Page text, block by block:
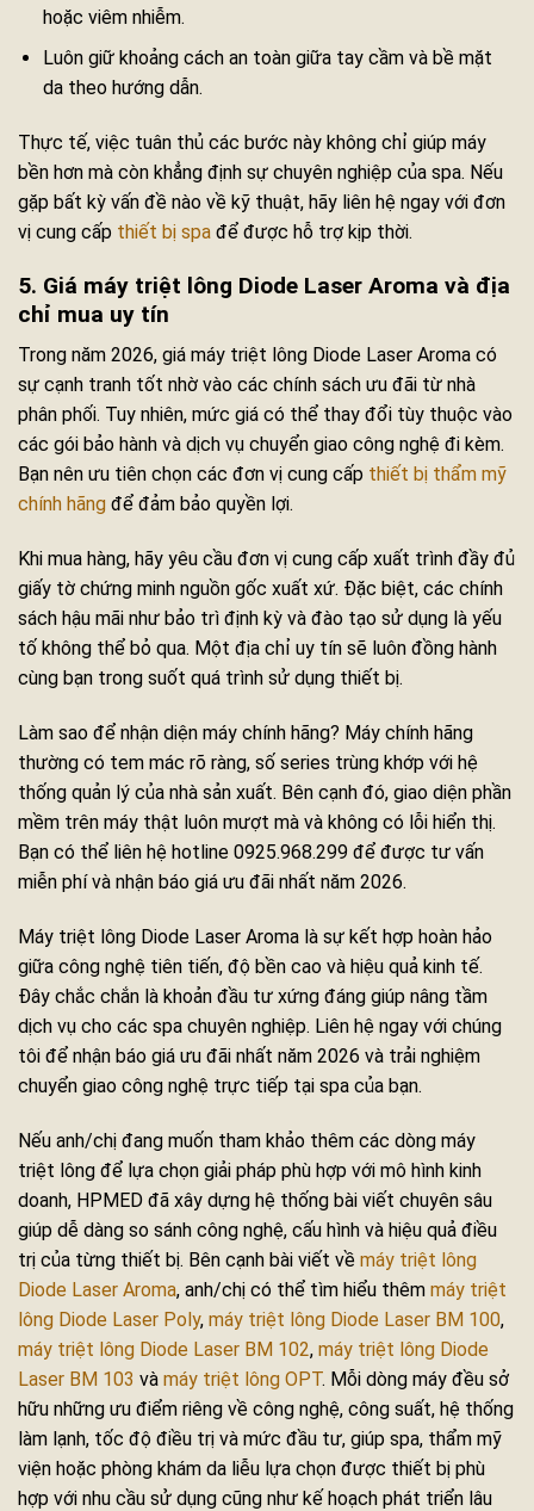
hoặc viêm nhiễm.
Luôn giữ khoảng cách an toàn giữa tay cầm và bề mặt
da theo hướng dẫn.
Thực tế, việc tuân thủ các bước này không chỉ giúp máy
bền hơn mà còn khẳng định sự chuyên nghiệp của spa. Nếu
gặp bất kỳ vấn đề nào về kỹ thuật, hãy liên hệ ngay với đơn
vị cung cấp thiết bị spa để được hỗ trợ kịp thời.
5. Giá máy triệt lông Diode Laser Aroma và địa
chỉ mua uy tín
Trong năm 2026, giá máy triệt lông Diode Laser Aroma có
sự cạnh tranh tốt nhờ vào các chính sách ưu đãi từ nhà
phân phối. Tuy nhiên, mức giá có thể thay đổi tùy thuộc vào
các gói bảo hành và dịch vụ chuyển giao công nghệ đi kèm.
Bạn nên ưu tiên chọn các đơn vị cung cấp thiết bị thẩm mỹ
chính hãng để đảm bảo quyền lợi.
Khi mua hàng, hãy yêu cầu đơn vị cung cấp xuất trình đầy đủ
giấy tờ chứng minh nguồn gốc xuất xứ. Đặc biệt, các chính
sách hậu mãi như bảo trì định kỳ và đào tạo sử dụng là yếu
tố không thể bỏ qua. Một địa chỉ uy tín sẽ luôn đồng hành
cùng bạn trong suốt quá trình sử dụng thiết bị.
Làm sao để nhận diện máy chính hãng? Máy chính hãng
thường có tem mác rõ ràng, số series trùng khớp với hệ
thống quản lý của nhà sản xuất. Bên cạnh đó, giao diện phần
mềm trên máy thật luôn mượt mà và không có lỗi hiển thị.
Bạn có thể liên hệ hotline 0925.968.299 để được tư vấn
miễn phí và nhận báo giá ưu đãi nhất năm 2026.
Máy triệt lông Diode Laser Aroma là sự kết hợp hoàn hảo
giữa công nghệ tiên tiến, độ bền cao và hiệu quả kinh tế.
Đây chắc chắn là khoản đầu tư xứng đáng giúp nâng tầm
dịch vụ cho các spa chuyên nghiệp. Liên hệ ngay với chúng
tôi để nhận báo giá ưu đãi nhất năm 2026 và trải nghiệm
chuyển giao công nghệ trực tiếp tại spa của bạn.
Nếu anh/chị đang muốn tham khảo thêm các dòng máy
triệt lông để lựa chọn giải pháp phù hợp với mô hình kinh
doanh, HPMED đã xây dựng hệ thống bài viết chuyên sâu
giúp dễ dàng so sánh công nghệ, cấu hình và hiệu quả điều
trị của từng thiết bị. Bên cạnh bài viết về máy triệt lông
Diode Laser Aroma, anh/chị có thể tìm hiểu thêm máy triệt
lông Diode Laser Poly, máy triệt lông Diode Laser BM 100,
máy triệt lông Diode Laser BM 102, máy triệt lông Diode
Laser BM 103 và máy triệt lông OPT. Mỗi dòng máy đều sở
hữu những ưu điểm riêng về công nghệ, công suất, hệ thống
làm lạnh, tốc độ điều trị và mức đầu tư, giúp spa, thẩm mỹ
viện hoặc phòng khám da liễu lựa chọn được thiết bị phù
hợp với nhu cầu sử dụng cũng như kế hoạch phát triển lâu